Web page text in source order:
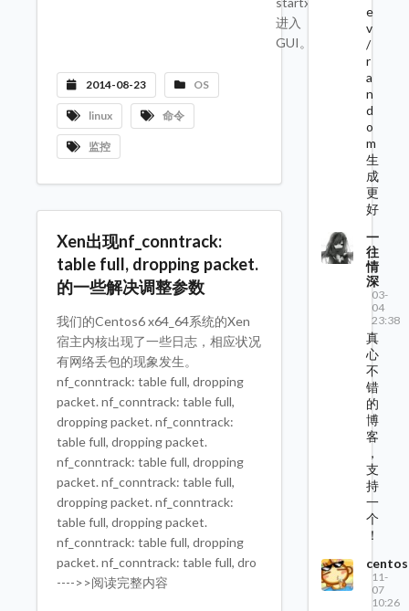
进入
GUI。
2014-08-23 OS
linux 命令
监控
Xen出现nf_conntrack:
table full, dropping packet.
的一些解决调整参数
我们的Centos6 x64_64系统的Xen
宿主内核出现了一些日志，相应状况
有网络丢包的现象发生。
nf_conntrack: table full, dropping
packet. nf_conntrack: table full,
dropping packet. nf_conntrack:
table full, dropping packet.
nf_conntrack: table full, dropping
packet. nf_conntrack: table full,
dropping packet. nf_conntrack:
table full, dropping packet.
nf_conntrack: table full, dropping
packet. nf_conntrack: table full, dro
---->>阅读完整内容
e
v
/
r
a
n
d
o
m
生
成
更
好
一
往
情
深
03-
04
23:38
真
心
不
错
的
博
客
，
支
持
一
个
！
centos
11-
07
10:26